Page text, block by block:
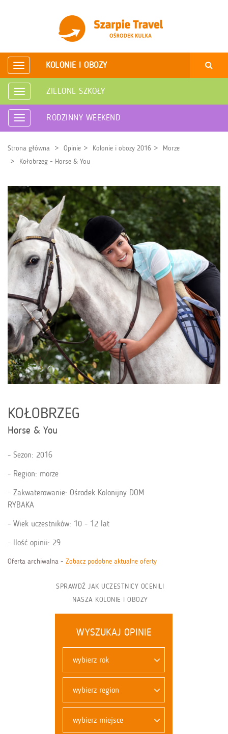
Rozwiń
nawigację
KOLONIE I OBOZY
Rozwiń
nawigację
ZIELONE SZKOŁY
Rozwiń
nawigację
RODZINNY WEEKEND
Strona główna Opinie Kolonie i obozy 2016
Morze
Kołobrzeg - Horse & You
KOŁOBRZEG
Horse & You
Sezon: 2016
Region: morze
Zakwaterowanie: Ośrodek Kolonijny DOM
RYBAKA
Wiek uczestników: 10 - 12 lat
Ilość opinii: 29
Oferta archiwalna - Zobacz podobne aktualne oferty
SPRAWDŹ JAK UCZESTNICY OCENILI
NASZA KOLONIE I OBOZY
WYSZUKAJ OPINIE
wybierz rok
wybierz region
wybierz miejsce